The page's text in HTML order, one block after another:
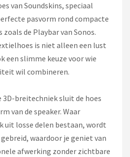
van Soundskins, speciaal
pasvorm rond compacte
de Playbar van Sonos.
is niet alleen een lust
een slimme keuze voor wie
wil combineren.
3D-breitechniek sluit de hoes
van de speaker. Waar
uit losse delen bestaan, wordt
waardoor je geniet van
afwerking zonder zichtbare